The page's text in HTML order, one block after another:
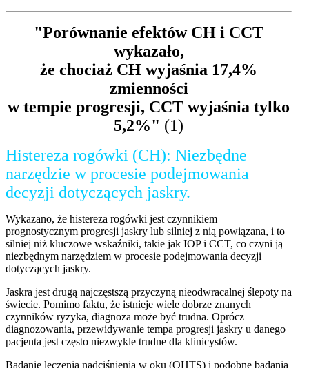
"Porównanie efektów CH i CCT
wykazało,
że chociaż CH wyjaśnia 17,4%
zmienności
w tempie progresji, CCT wyjaśnia tylko
5,2%" (1)
Histereza rogówki (CH): Niezbędne
narzędzie w procesie podejmowania
decyzji dotyczących jaskry.
Wykazano, że histereza rogówki jest czynnikiem
prognostycznym progresji jaskry lub silniej z nią powiązana, i to
silniej niż kluczowe wskaźniki, takie jak IOP i CCT, co czyni ją
niezbędnym narzędziem w procesie podejmowania decyzji
dotyczących jaskry.
Jaskra jest drugą najczęstszą przyczyną nieodwracalnej ślepoty na
świecie. Pomimo faktu, że istnieje wiele dobrze znanych
czynników ryzyka, diagnoza może być trudna. Oprócz
diagnozowania, przewidywanie tempa progresji jaskry u danego
pacjenta jest często niezwykle trudne dla klinicystów.
Badanie leczenia nadciśnienia w oku (OHTS) i podobne badania